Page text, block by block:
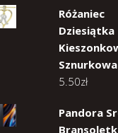
Różaniec
Dziesiątka
5.50zł
Pandora